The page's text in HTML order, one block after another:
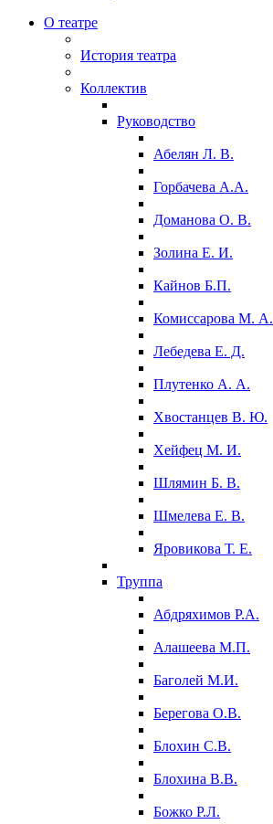
О театре
История театра
Коллектив
Руководство
Абелян Л. В.
Горбачева А.А.
Доманова О. В.
Золина Е. И.
Кайнов Б.П.
Комиссарова М. А.
Лебедева Е. Д.
Плутенко А. А.
Хвостанцев В. Ю.
Хейфец М. И.
Шлямин Б. В.
Шмелева Е. В.
Яровикова Т. Е.
Труппа
Абдряхимов Р.А.
Алашеева М.П.
Баголей М.И.
Берегова О.В.
Блохин С.В.
Блохина В.В.
Божко Р.Л.